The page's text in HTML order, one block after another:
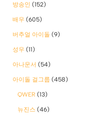
방송인 (152)
배우 (605)
버추얼 아이돌 (9)
성우 (11)
아나운서 (54)
아이돌 걸그룹 (458)
QWER (13)
뉴진스 (46)